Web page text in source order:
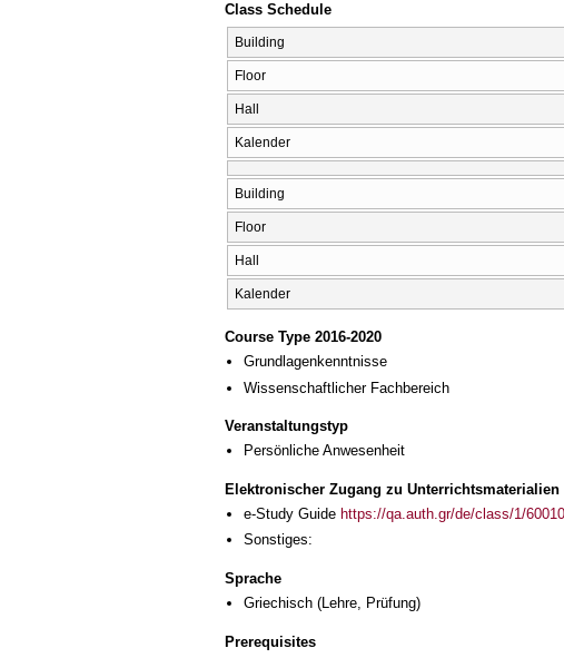
Class Schedule
Building
Floor
Hall
Kalender
Building
Floor
Hall
Kalender
Course Type 2016-2020
Grundlagenkenntnisse
Wissenschaftlicher Fachbereich
Veranstaltungstyp
Persönliche Anwesenheit
Elektronischer Zugang zu Unterrichtsmaterialien
e-Study Guide https://qa.auth.gr/de/class/1/
Sonstiges:
Sprache
Griechisch (Lehre, Prüfung)
Prerequisites